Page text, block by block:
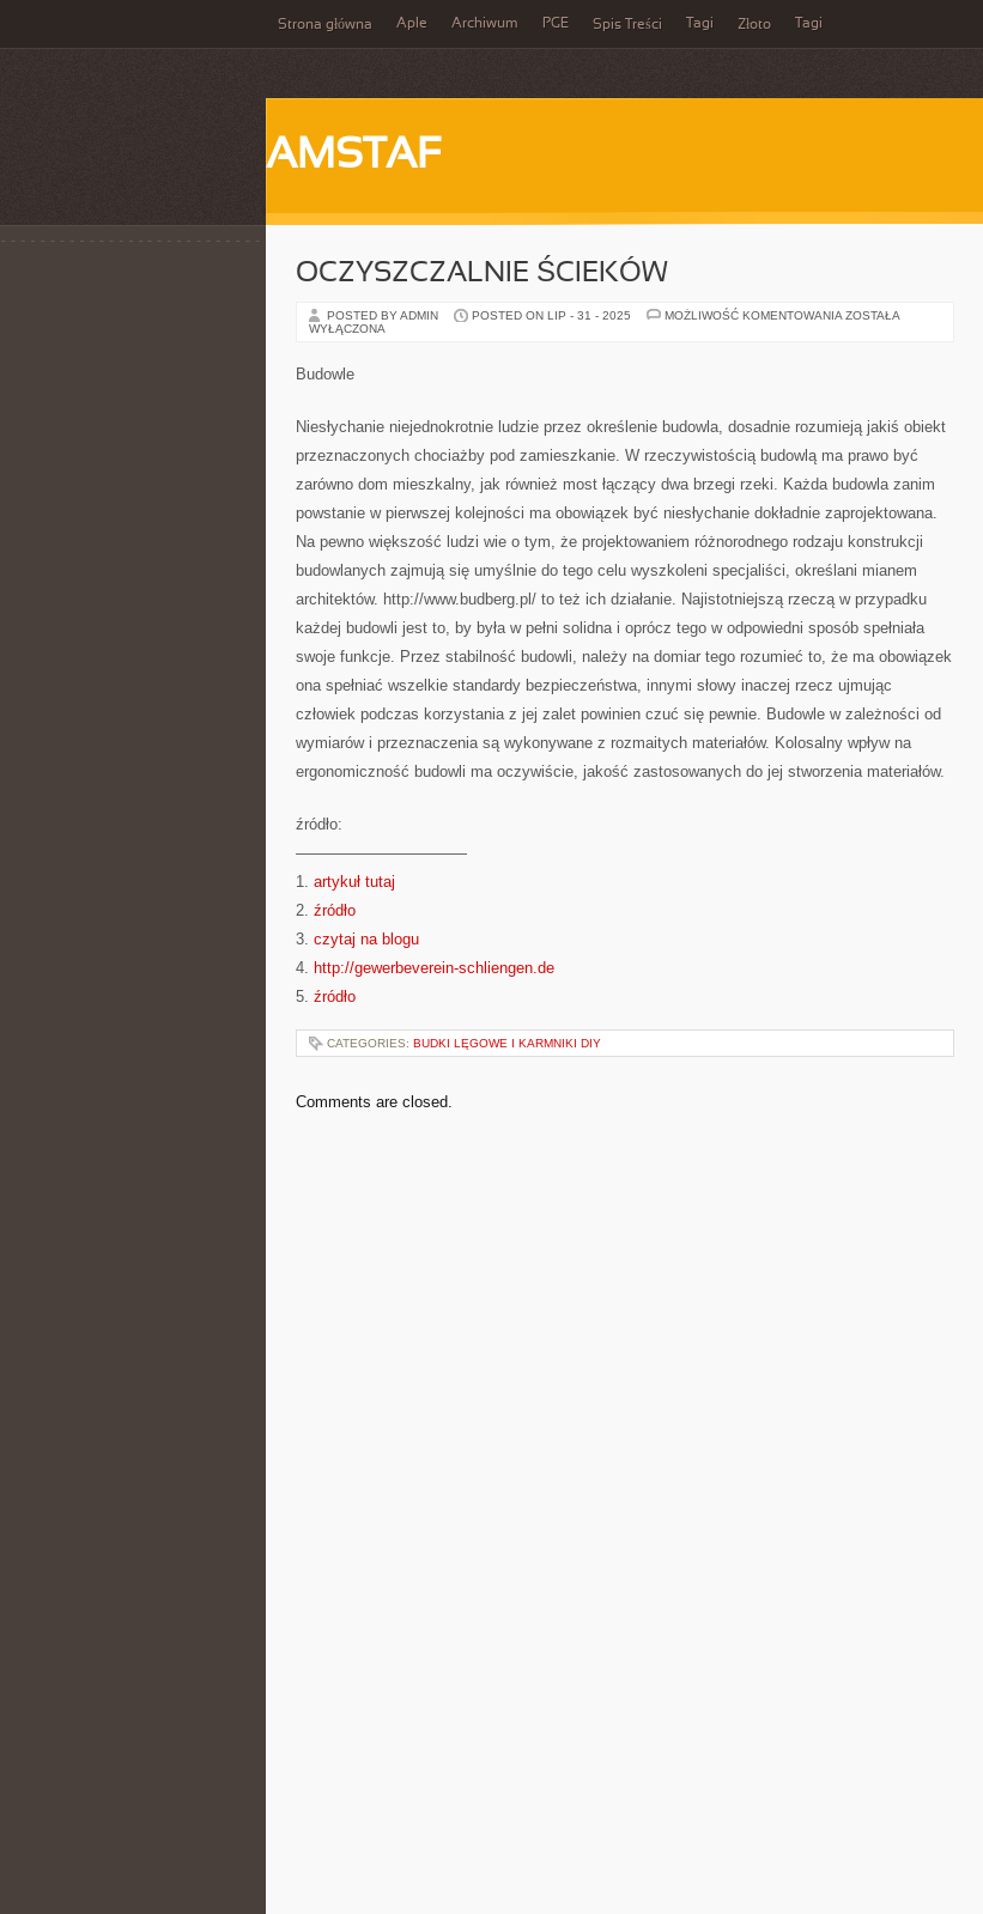
Strona główna Aple Archiwum PGE Spis Treści Tagi Złoto Tagi
AMSTAF
OCZYSZCZALNIE ŚCIEKÓW
POSTED BY ADMIN POSTED ON LIP - 31 - 2025 MOŻLIWOŚĆ KOMENTOWANIA OCZYSZCZALNIE
ZOSTAŁA
WYŁĄCZONA
Budowle
Niesłychanie niejednokrotnie ludzie przez określenie budowla, dosadnie rozumieją jakiś obiekt
przeznaczonych chociażby pod zamieszkanie. W rzeczywistością budowlą ma prawo być
zarówno dom mieszkalny, jak również most łączący dwa brzegi rzeki. Każda budowla zanim
powstanie w pierwszej kolejności ma obowiązek być niesłychanie dokładnie zaprojektowana.
Na pewno większość ludzi wie o tym, że projektowaniem różnorodnego rodzaju konstrukcji
budowlanych zajmują się umyślnie do tego celu wyszkoleni specjaliści, określani mianem
architektów. http://www.budberg.pl/ to też ich działanie. Najistotniejszą rzeczą w przypadku
każdej budowli jest to, by była w pełni solidna i oprócz tego w odpowiedni sposób spełniała
swoje funkcje. Przez stabilność budowli, należy na domiar tego rozumieć to, że ma obowiązek
ona spełniać wszelkie standardy bezpieczeństwa, innymi słowy inaczej rzecz ujmując
człowiek podczas korzystania z jej zalet powinien czuć się pewnie. Budowle w zależności od
wymiarów i przeznaczenia są wykonywane z rozmaitych materiałów. Kolosalny wpływ na
ergonomiczność budowli ma oczywiście, jakość zastosowanych do jej stworzenia materiałów.
źródło:
———————————
1. artykuł tutaj
2. źródło
3. czytaj na blogu
4. http://gewerbeverein-schliengen.de
5. źródło
CATEGORIES: BUDKI LĘGOWE I KARMNIKI DIY
Comments are closed.